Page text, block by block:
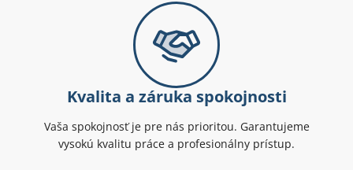
Kvalita a záruka spokojnosti
Vaša spokojnosť je pre nás prioritou. Garantujeme
vysokú kvalitu práce a profesionálny prístup.